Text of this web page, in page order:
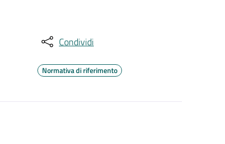
Condividi
Normativa di riferimento